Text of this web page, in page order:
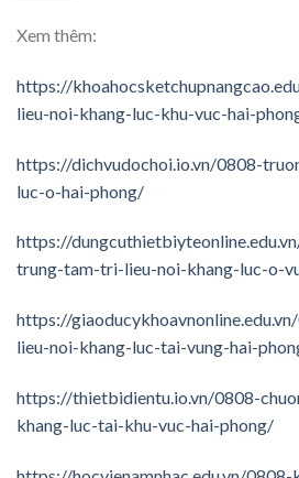
Xem thêm:
https://
lieu-noi-khang-luc-khu-vuc-hai-
https://dichvudochoi.io.vn/0808-
luc-o-hai-phong/
https://
trung-tam-tri-lieu-noi-khang-luc-o-
https://
lieu-noi-khang-luc-tai-vung-hai-
https://thietbidientu.io.vn/0808-
khang-luc-tai-khu-vuc-hai-phong/